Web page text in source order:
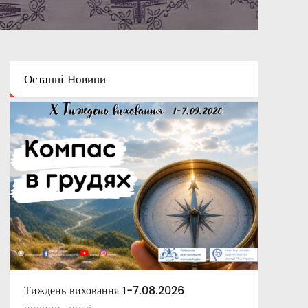
ОстанніНовини
Тиждень виховання 1-7.08.2026
Освітній капелан
Апостольські повчання